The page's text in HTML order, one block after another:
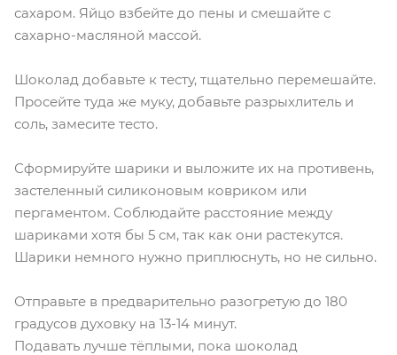
сахаром. Яйцо взбейте до пены и смешайте с
сахарно-масляной массой.
Шоколад добавьте к тесту, тщательно перемешайте.
Просейте туда же муку, добавьте разрыхлитель и
соль, замесите тесто.
Сформируйте шарики и выложите их на противень,
застеленный силиконовым ковриком или
пергаментом. Соблюдайте расстояние между
шариками хотя бы 5 см, так как они растекутся.
Шарики немного нужно приплюснуть, но не сильно.
Отправьте в предварительно разогретую до 180
градусов духовку на 13-14 минут.
Подавать лучше тёплыми, пока шоколад